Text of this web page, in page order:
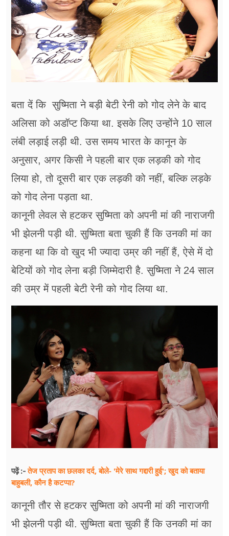
बता दें कि सुष्मिता ने बड़ी बेटी रेनी को गोद लेने के बाद
अलिसा को अडॉप्ट किया था. इसके लिए उन्होंने 10 साल
लंबी लड़ाई लड़ी थी. उस समय भारत के कानून के
अनुसार, अगर किसी ने पहली बार एक लड़की को गोद
लिया हो, तो दूसरी बार एक लड़की को नहीं, बल्कि लड़के
को गोद लेना पड़ता था.
कानूनी लेवल से हटकर सुष्मिता को अपनी मां की नाराजगी
भी झेलनी पड़ी थी. सुष्मिता बता चुकी हैं कि उनकी मां का
कहना था कि वो खुद भी ज्यादा उम्र की नहीं हैं, ऐसे में दो
बेटियों को गोद लेना बड़ी जिम्मेदारी है. सुष्मिता ने 24 साल
की उम्र में पहली बेटी रेनी को गोद लिया था.
पढ़ें :-तेज प्रताप का छलका दर्द, बोले- 'मेरे साथ गद्दारी हुई'; खुद को बताया
बाहुबली, कौन है कटप्पा?
कानूनी तौर से हटकर सुष्मिता को अपनी मां की नाराजगी
भी झेलनी पड़ी थी. सुष्मिता बता चुकी हैं कि उनकी मां का